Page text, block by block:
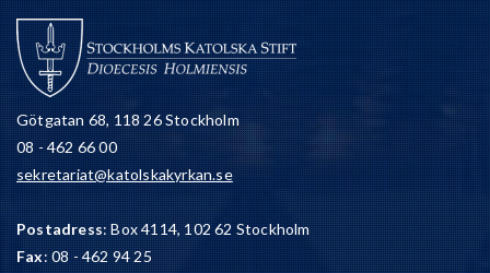
Götgatan 68, 118 26 Stockholm
08 - 462 66 00
sekretariat@katolskakyrkan.se
Postadress: Box 4114, 102 62 Stockholm
Fax: 08 - 462 94 25